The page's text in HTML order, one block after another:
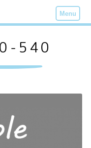
Menu
540